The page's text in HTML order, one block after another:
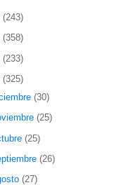
(243)
(358)
(233)
(325)
(30)
(25)
(25)
(26)
(27)